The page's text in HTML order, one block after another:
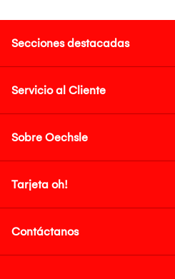
Secciones destacadas
Servicio al Cliente
Sobre Oechsle
Tarjeta oh!
Contáctanos